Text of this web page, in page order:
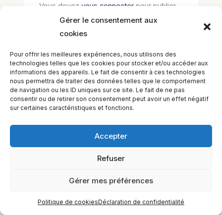
Gérer le consentement aux
cookies
Pour offrir les meilleures expériences, nous utilisons des
technologies telles que les cookies pour stocker et/ou accéder aux
informations des appareils. Le fait de consentir à ces technologies
nous permettra de traiter des données telles que le comportement
de navigation ou les ID uniques sur ce site. Le fait de ne pas
consentir ou de retirer son consentement peut avoir un effet négatif
sur certaines caractéristiques et fonctions.
Accepter
Refuser
Gérer mes préférences
Politique de cookiesDéclaration de confidentialité
Vous devezvous connecter pour publier
un commentaire.
EQUILIBIOS FORMATION Inc. 5748 9e Avenue, Montréal (QC)
H1Y 2J9 Canada